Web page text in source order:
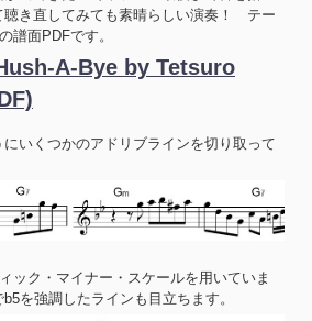
聴き直してみても素晴らしい演奏！ テー
譜面PDFです。
A-Bye by Tetsuro
いくつかのアドリブラインを切り取って
ック・マイナー・スケールを用いていま
を強調したラインも目立ちます。